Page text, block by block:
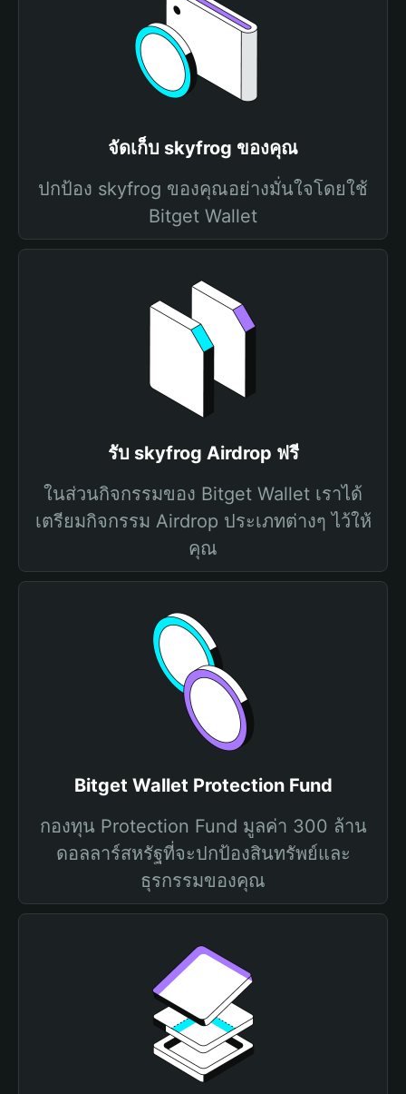
จัดเก็บ skyfrog ของคุณ
ปกป้อง skyfrog ของคุณอย่างมั่นใจโดยใช้
Bitget Wallet
รับ skyfrog Airdrop ฟรี
ในส่วนกิจกรรมของ Bitget Wallet เราได้
เตรียมกิจกรรม Airdrop ประเภทต่างๆ ไว้ให้
คุณ
Bitget Wallet Protection Fund
กองทุน Protection Fund มูลค่า 300 ล้าน
ดอลลาร์สหรัฐที่จะปกป้องสินทรัพย์และ
ธุรกรรมของคุณ